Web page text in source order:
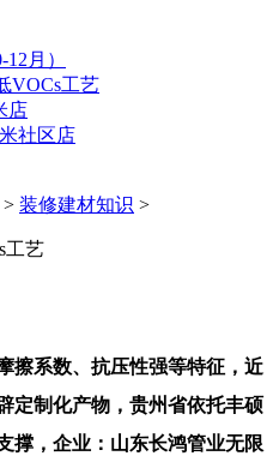
月）
VOCs工艺
店
社区店
> 装修建材知识 >
工艺
系数、抗压性强等特征，近
定制化产物，贵州省依托丰硕
撑，企业：山东长鸿管业无限